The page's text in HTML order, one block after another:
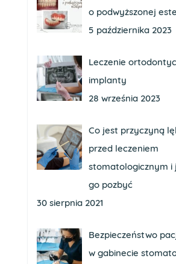
o podwyższonej
5 października 2023
Leczenie
implanty
28 września 2023
Co jest przyczyną
przed leczeniem
stomatologicznym i
go pozbyć
30 sierpnia 2021
Bezpieczeństwo
w gabinecie